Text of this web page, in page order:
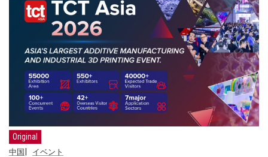
Original
中国 イベント